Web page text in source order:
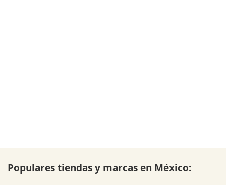
Populares tiendas y marcas en México: